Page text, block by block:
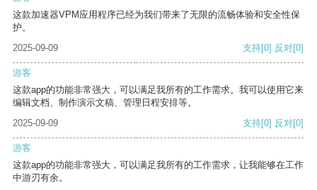
这款加速器VPM应用程序已经为我们带来了无限的流畅体验和安全性保
护。
2025-09-09
支持[0] 反对[0]
游客
这款app的功能非常强大，可以满足我所有的工作需求。我可以使用它来
编辑文档、制作演示文稿、管理日程安排等。
2025-09-09
支持[0] 反对[0]
游客
这款app的功能非常强大，可以满足我所有的工作需求，让我能够在工作
中游刃有余。